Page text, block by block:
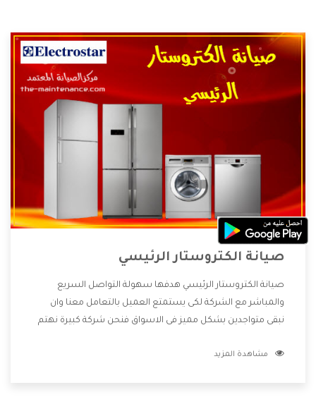
صيانة الكتروستار الرئيسي
صيانة الكتروستار الرئيسي هدفها سهولة التواصل السريع
والمباشر مع الشركة لكى يستمتع العميل بالتعامل معنا وان
نبقى متواجدين بشكل مميز فى الاسواق فنحن شركة كبيرة نهتم
الشركة بها والتى تكون منها خدمة الصيانة التى تكون من أهم
مشاهدة المزيد